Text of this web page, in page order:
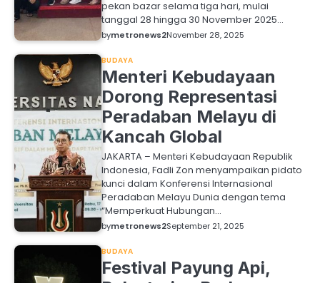
pekan bazar selama tiga hari, mulai
tanggal 28 hingga 30 November 2025…
bymetronews2November 28, 2025
BUDAYA
Menteri Kebudayaan
Dorong Representasi
Peradaban Melayu di
Kancah Global
JAKARTA – Menteri Kebudayaan Republik
Indonesia, Fadli Zon menyampaikan pidato
kunci dalam Konferensi Internasional
Peradaban Melayu Dunia dengan tema
“Memperkuat Hubungan…
bymetronews2September 21, 2025
BUDAYA
Festival Payung Api,